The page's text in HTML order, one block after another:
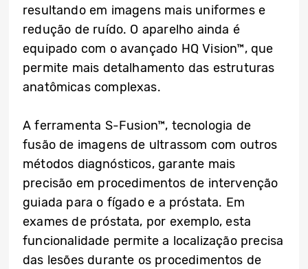
resultando em imagens mais uniformes e
redução de ruído. O aparelho ainda é
equipado com o avançado HQ Vision™, que
permite mais detalhamento das estruturas
anatômicas complexas.
A ferramenta S-Fusion™, tecnologia de
fusão de imagens de ultrassom com outros
métodos diagnósticos, garante mais
precisão em procedimentos de intervenção
guiada para o fígado e a próstata. Em
exames de próstata, por exemplo, esta
funcionalidade permite a localização precisa
das lesões durante os procedimentos de